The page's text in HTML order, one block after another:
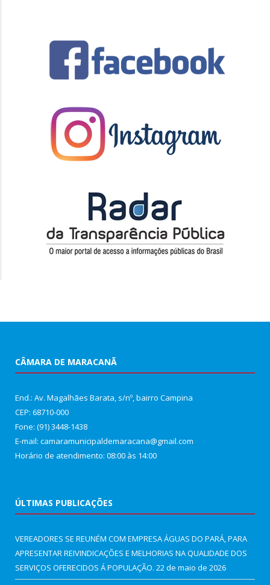
CÂMARA DE MARACANÃ
End.: Av. Magalhães Barata, s/nº, bairro Campina
CEP: 68710-000
Fone: (91) 3448-1438
E-mail: camaramunicipaldemaracana@gmail.com
Horário de atendimento: 08:00 às 14:00
ÚLTIMAS PUBLICAÇÕES
VEREADORES SE REUNÉM COM EMPRESA ÁGUAS DO PARÁ, PARA
APRESENTAR REIVINDICAÇÕES E MELHORIAS NA QUALIDADE DOS
SERVIÇOS OFERECIDOS Á POPULAÇÃO. 22 de maio de 2026